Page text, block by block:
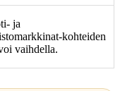
ja
kohteiden
vaihdella.